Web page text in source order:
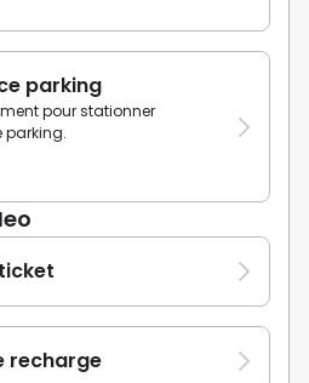
parking
pour stationner
parking.
recharge